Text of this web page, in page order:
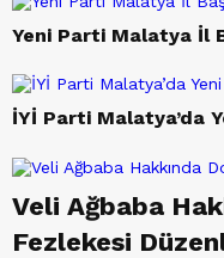
Veli Ağbaba
Fezlekesi
Yeni Parti Malatya İl
İYİ Parti Malatya’da